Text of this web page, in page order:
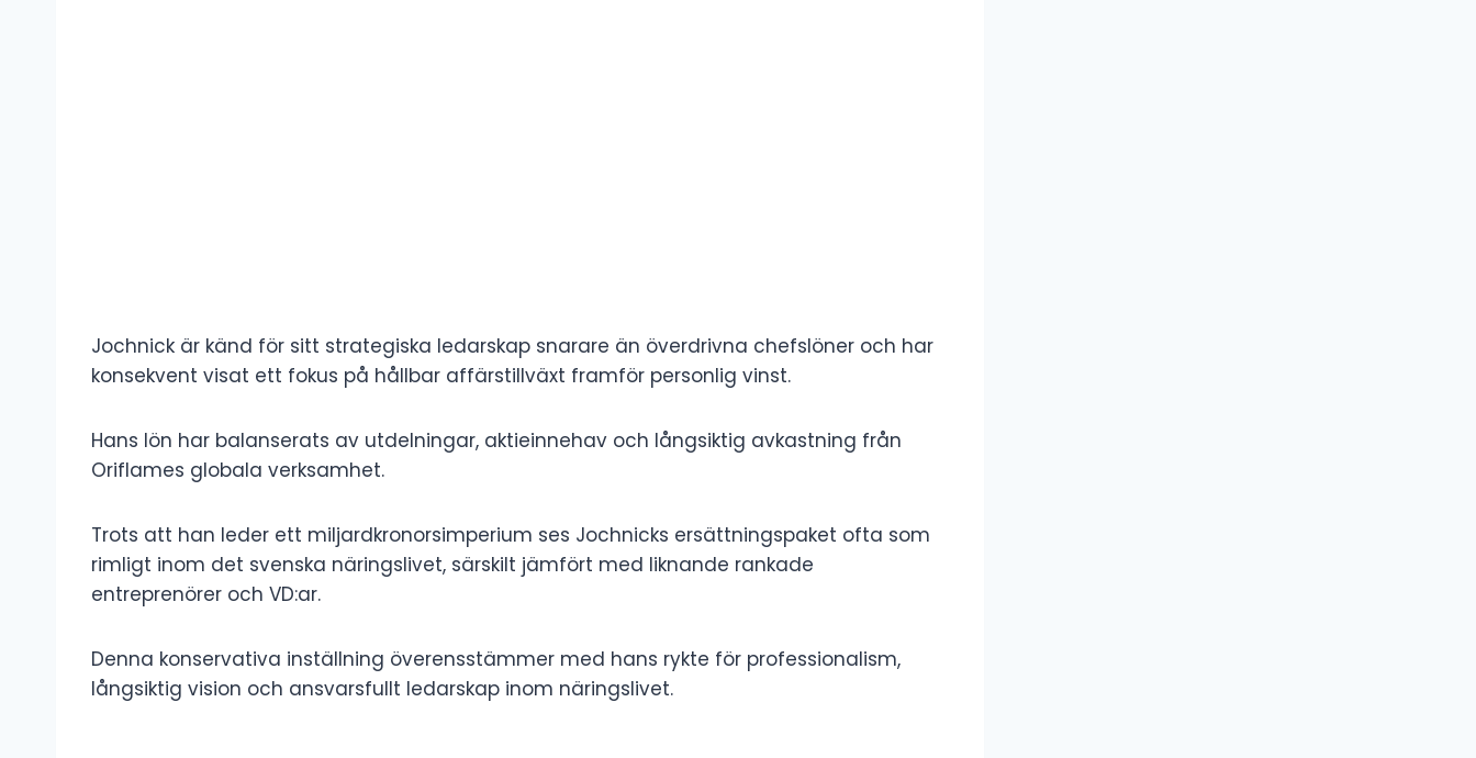
Jochnick är känd för sitt strategiska ledarskap snarare än överdrivna chefslöner och har
konsekvent visat ett fokus på hållbar affärstillväxt framför personlig vinst.
Hans lön har balanserats av utdelningar, aktieinnehav och långsiktig avkastning från
Oriflames globala verksamhet.
Trots att han leder ett miljardkronorsimperium ses Jochnicks ersättningspaket ofta som
rimligt inom det svenska näringslivet, särskilt jämfört med liknande rankade
entreprenörer och VD:ar.
Denna konservativa inställning överensstämmer med hans rykte för professionalism,
långsiktig vision och ansvarsfullt ledarskap inom näringslivet.